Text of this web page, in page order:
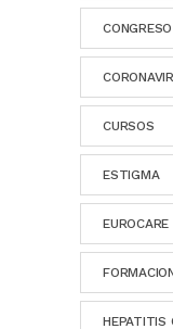
CURSOS
ESTIGMA
EUROCARE
HEPATITIS